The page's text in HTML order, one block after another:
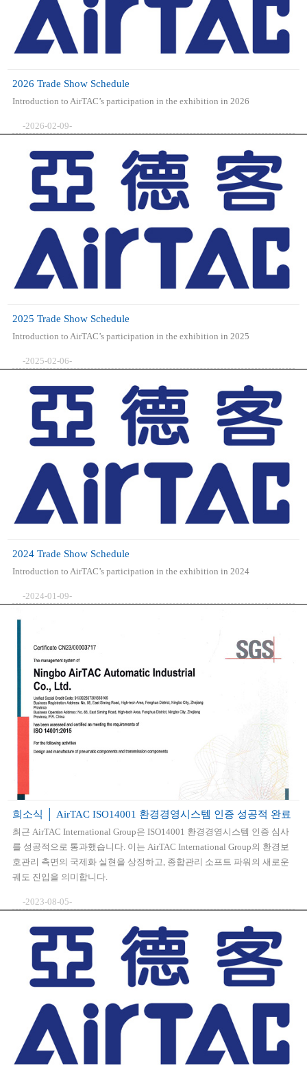
2026 Trade Show Schedule
Introduction to AirTAC’s participation in the exhibition in 2026
-2026-02-09-
2025 Trade Show Schedule
Introduction to AirTAC’s participation in the exhibition in 2025
-2025-02-06-
2024 Trade Show Schedule
Introduction to AirTAC’s participation in the exhibition in 2024
-2024-01-09-
희소식 │ AirTAC ISO14001 환경경영시스템 인증 성공적 완료
최근 AirTAC International Group은 ISO14001 환경경영시스템 인증 심사
를 성공적으로 통과했습니다. 이는 AirTAC International Group의 환경보
호관리 측면의 국제화 실현을 상징하고, 종합관리 소프트 파워의 새로운
궤도 진입을 의미합니다.
-2023-08-05-